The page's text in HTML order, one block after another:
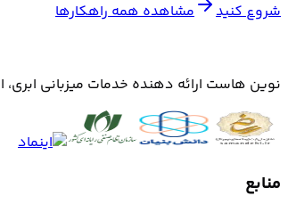
شروع کنید
مشاهده همه راهکارها
نوین هاست ارائه دهنده خدمات میزبانی ابری، اختصاصی،
منابع